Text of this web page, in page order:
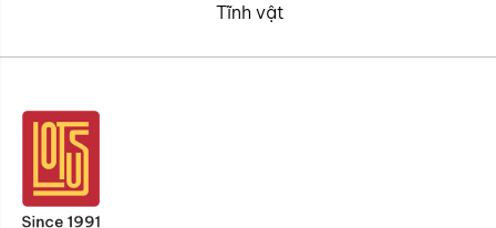
Tĩnh vật